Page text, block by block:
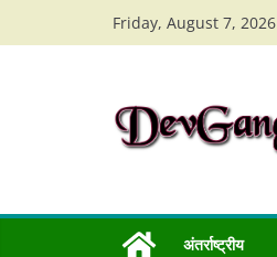
to
Friday, August 7, 2026
अंतर्राष्ट्रीय